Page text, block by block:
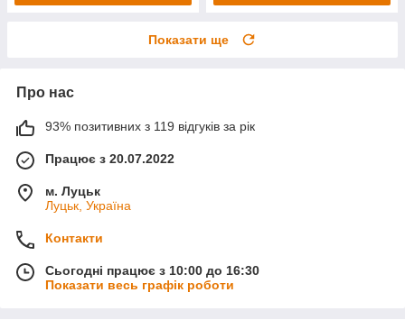
Показати ще
Про нас
93% позитивних з 119 відгуків за рік
Працює з 20.07.2022
м. Луцьк
Луцьк, Україна
Контакти
Сьогодні працює з 10:00 до 16:30
Показати весь графік роботи